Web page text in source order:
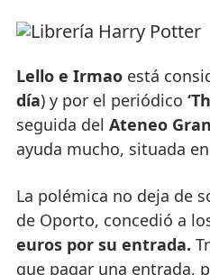
Lello e Irmaoestá
día) y por el periódico
seguida del Ateneo
ayuda mucho, situada
La polémica no deja de
de Oporto, concedió a
euros por su entrada.
que pagar una entrada,